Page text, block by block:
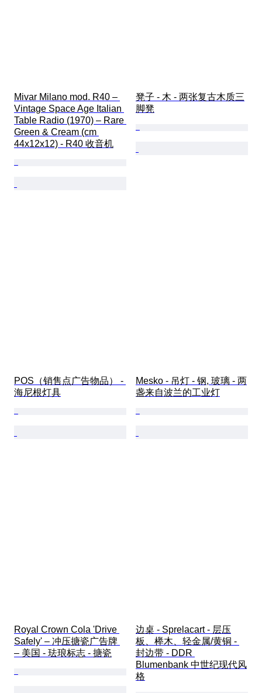
Mivar Milano mod. R40 –
Vintage Space Age Italian
Table Radio (1970) – Rare
Green & Cream (cm
44x12x12) - R40 收音机
凳子 - 木 - 两张复古木质三
脚凳
POS（销售点广告物品） -
海尼根灯具
Mesko - 吊灯 - 钢, 玻璃 - 两
盏来自波兰的工业灯
Royal Crown Cola 'Drive
Safely' – 冲压搪瓷广告牌
– 美国 - 珐琅标志 - 搪瓷
边桌 - Sprelacart - 层压
板、榉木、轻金属/黄铜 -
封边带 - DDR
Blumenbank 中世纪现代风
格